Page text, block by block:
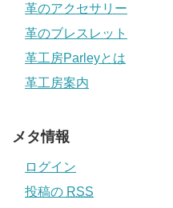
革のアクセサリー
革のブレスレット
革工房Parleyとは
革工房案内
メタ情報
ログイン
投稿の RSS